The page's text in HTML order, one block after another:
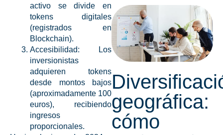
activo se divide en
tokens digitales
(registrados en
Blockchain).
Accesibilidad: Los
inversionistas
adquieren tokens
desde montos bajos
(aproximadamente 100
euros), recibiendo
ingresos
proporcionales.
geográfica:
cómo